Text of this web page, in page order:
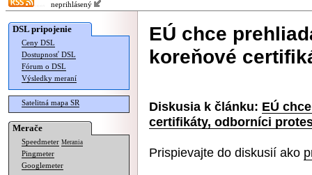
neprihlásený
DSL pripojenie
Ceny DSL
Dostupnosť DSL
Fórum o DSL
Výsledky meraní
Satelitná mapa SR
Merače
Speedmeter Merania
Pingmeter
Googlemeter
EÚ chce
koreňové
Diskusia k článku: EÚ
certifikáty, odborníci
Prispievajte do diskusií ako